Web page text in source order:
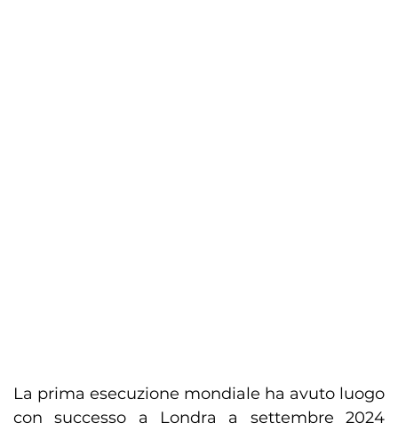
La prima esecuzione mondiale ha avuto luogo
con successo a Londra a settembre 2024